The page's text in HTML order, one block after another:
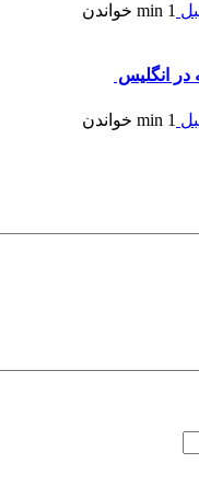
1 min
خواندن
در انگلیس
1 min خواندن